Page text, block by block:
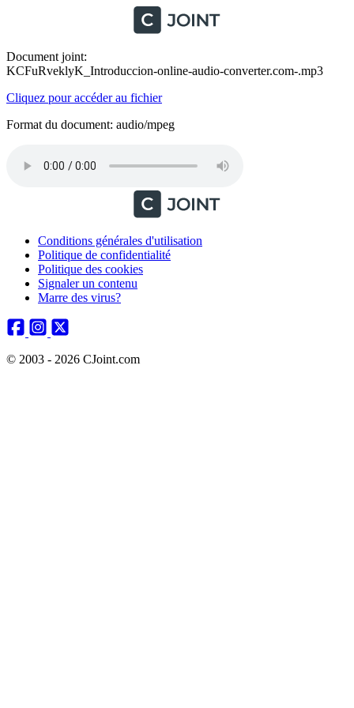
Document joint:
KCFuRveklyK_Introduccion-online-audio-converter.com-.mp3
Cliquez pour accéder au fichier
Format du document: audio/mpeg
Conditions générales d'utilisation
Politique de confidentialité
Politique des cookies
Signaler un contenu
Marre des virus?
© 2003 - 2026 CJoint.com